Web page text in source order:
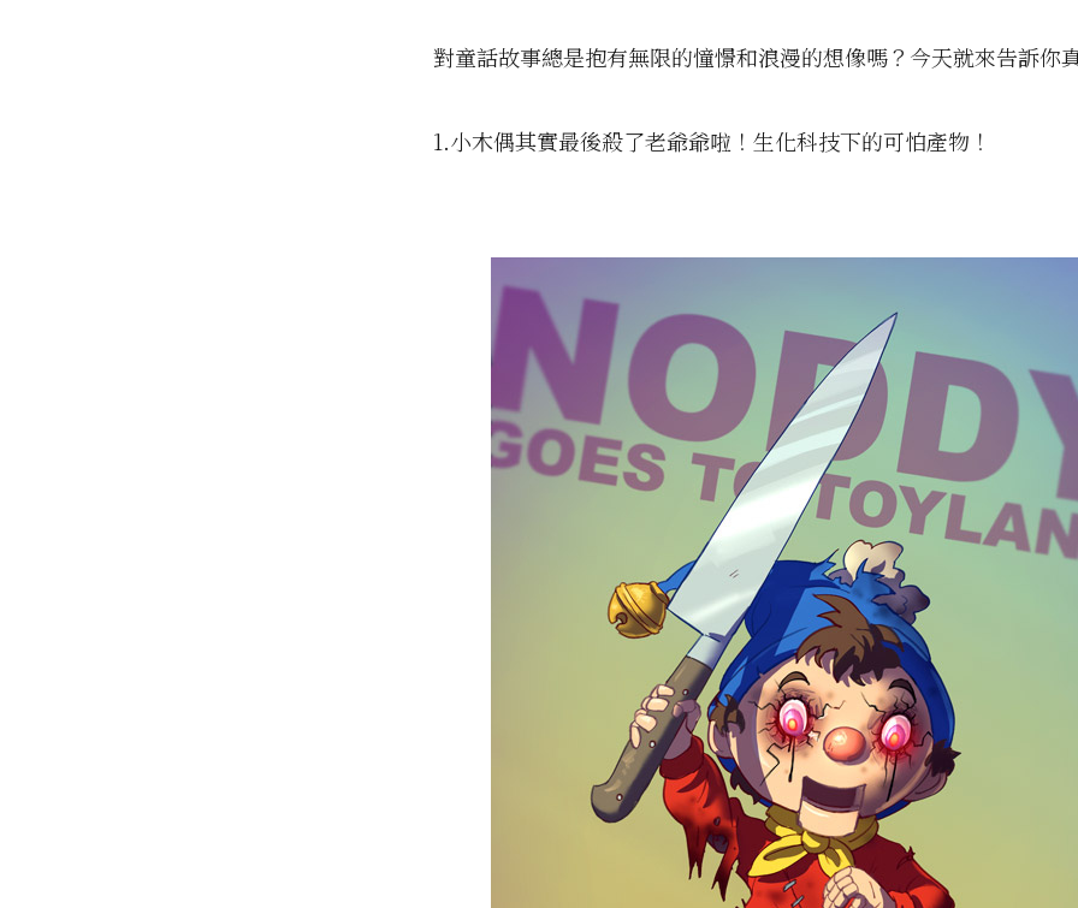
對童話故事總是抱有無限的憧憬和浪漫的想像嗎？今天就來告訴你
1.小木偶其實最後殺了老爺爺啦！生化科技下的可怕產物！